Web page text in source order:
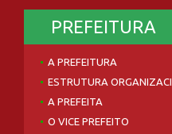
PREFEITURA
A PREFEITURA
ESTRUTURA
A PREFEITA
O VICE PREFEITO